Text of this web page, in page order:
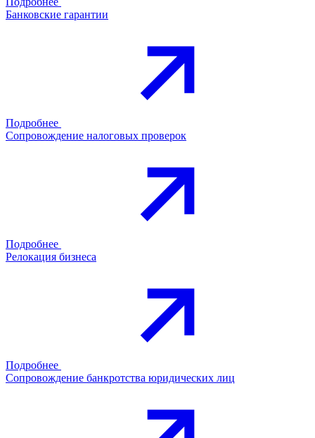
Банковские гарантии
Подробнее
Сопровождение налоговых проверок
Подробнее
Релокация бизнеса
Подробнее
Сопровождение банкротства юридических лиц